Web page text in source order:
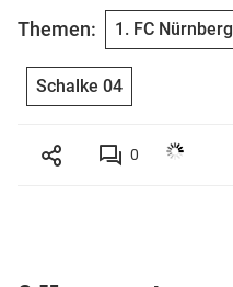
Themen: 1. FC Nürnberg
Schalke 04
0